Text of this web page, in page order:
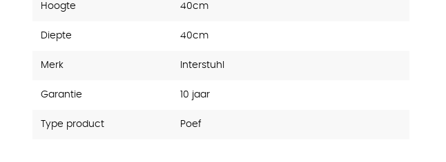
Hoogte 40cm
Diepte 40cm
Merk Interstuhl
Garantie 10 jaar
Type product Poef